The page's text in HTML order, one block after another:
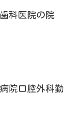
科医院の院
院口腔外科勤